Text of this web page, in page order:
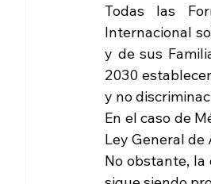
Todas las
Internacional
y de sus
2030
y no
En el caso de
Ley General de
No obstante,